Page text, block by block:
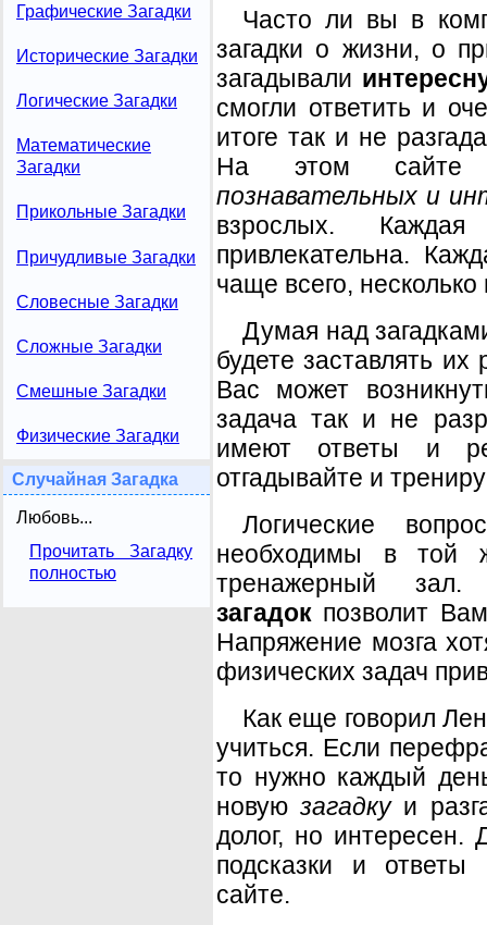
Графические Загадки
Исторические Загадки
Логические Загадки
Математические
Загадки
Прикольные Загадки
Причудливые Загадки
Словесные Загадки
Сложные Загадки
Смешные Загадки
Физические Загадки
Случайная Загадка
Любовь...
Прочитать Загадку
полностью
Часто ли вы в
загадки о жизни, о
загадывали
смогли ответить и
итоге так и не
На этом сайте
познавательных и
взрослых.
привлекательна.
чаще всего, несколько
Думая над
будете заставлять
Вас может
задача так и не
имеют ответы и
отгадывайте и
Логические
необходимы в той
тренажерный
загадок позволит
Напряжение мозга
физических задач
Как еще говорил
учиться. Если
то нужно каждый
новуюзагадкуи
долог, но интересен.
подсказки и
сайте.